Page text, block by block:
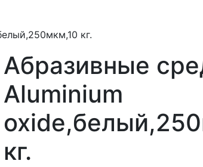
кг.
Абразивные
Aluminium
кг.